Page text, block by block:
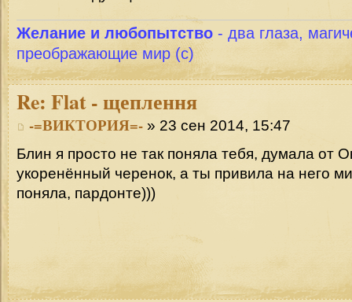
Желание и любопытство - два глаза,
преображающие мир (с)
Re: Flat - щеплення
-=ВИКТОРИЯ=- » 23 сен 2014, 15:47
Блин я просто не так поняла тебя, думала от
укоренённый черенок, а ты привила на него
поняла, пардонте)))